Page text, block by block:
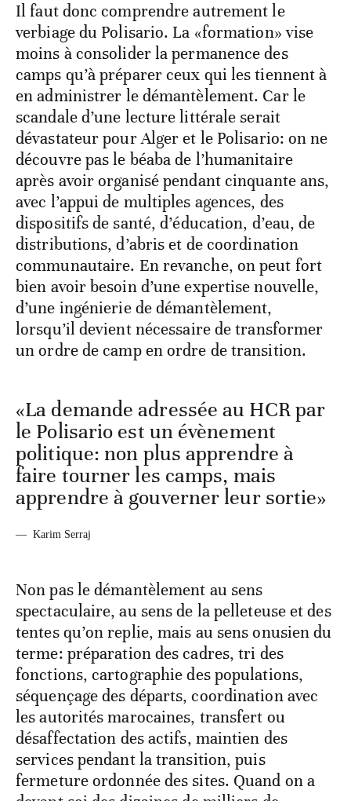
Il faut donc comprendre autrement le
verbiage du Polisario. La «formation» vise
moins à consolider la permanence des
camps qu’à préparer ceux qui les tiennent à
en administrer le démantèlement. Car le
scandale d’une lecture littérale serait
dévastateur pour Alger et le Polisario: on ne
découvre pas le béaba de l’humanitaire
après avoir organisé pendant cinquante ans,
avec l’appui de multiples agences, des
dispositifs de santé, d’éducation, d’eau, de
distributions, d’abris et de coordination
communautaire. En revanche, on peut fort
bien avoir besoin d’une expertise nouvelle,
d’une ingénierie de démantèlement,
lorsqu’il devient nécessaire de transformer
un ordre de camp en ordre de transition.
«La demande adressée au HCR par
le Polisario est un évènement
politique: non plus apprendre à
faire tourner les camps, mais
apprendre à gouverner leur sortie»
— Karim Serraj
Non pas le démantèlement au sens
spectaculaire, au sens de la pelleteuse et des
tentes qu’on replie, mais au sens onusien du
terme: préparation des cadres, tri des
fonctions, cartographie des populations,
séquençage des départs, coordination avec
les autorités marocaines, transfert ou
désaffectation des actifs, maintien des
services pendant la transition, puis
fermeture ordonnée des sites. Quand on a